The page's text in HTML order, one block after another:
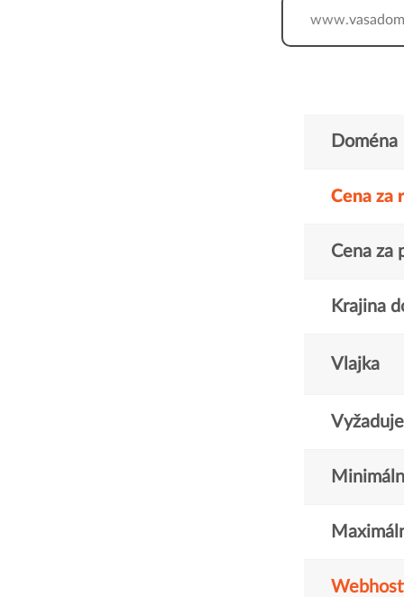
www.
Doména
Cena za
Cena za
Krajina
Vlajka